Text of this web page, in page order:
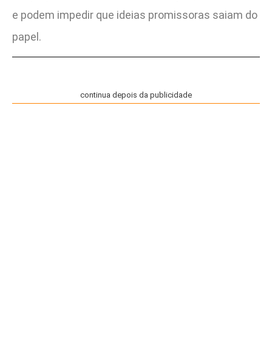
e podem impedir que ideias promissoras saiam do
papel.
continua depois da publicidade